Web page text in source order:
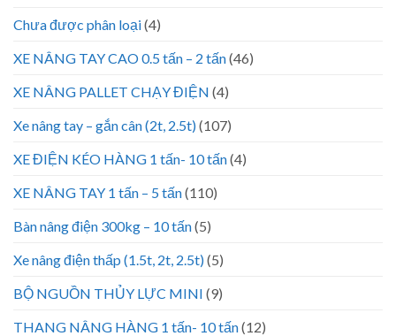
Chưa được phân loại(4)
XE NÂNG TAY CAO 0.5 tấn – 2 tấn(46)
XE NÂNG PALLET CHẠY ĐIỆN (4)
Xe nâng tay – gắn cân (2t, 2.5t)(107)
XE ĐIỆN KÉO HÀNG 1 tấn- 10 tấn(4)
XE NÂNG TAY 1 tấn – 5 tấn(110)
Bàn nâng điện 300kg – 10 tấn(5)
Xe nâng điện thấp (1.5t, 2t, 2.5t)(5)
BỘ NGUỒN THỦY LỰC MINI (9)
THANG NÂNG HÀNG 1 tấn- 10 tấn(12)